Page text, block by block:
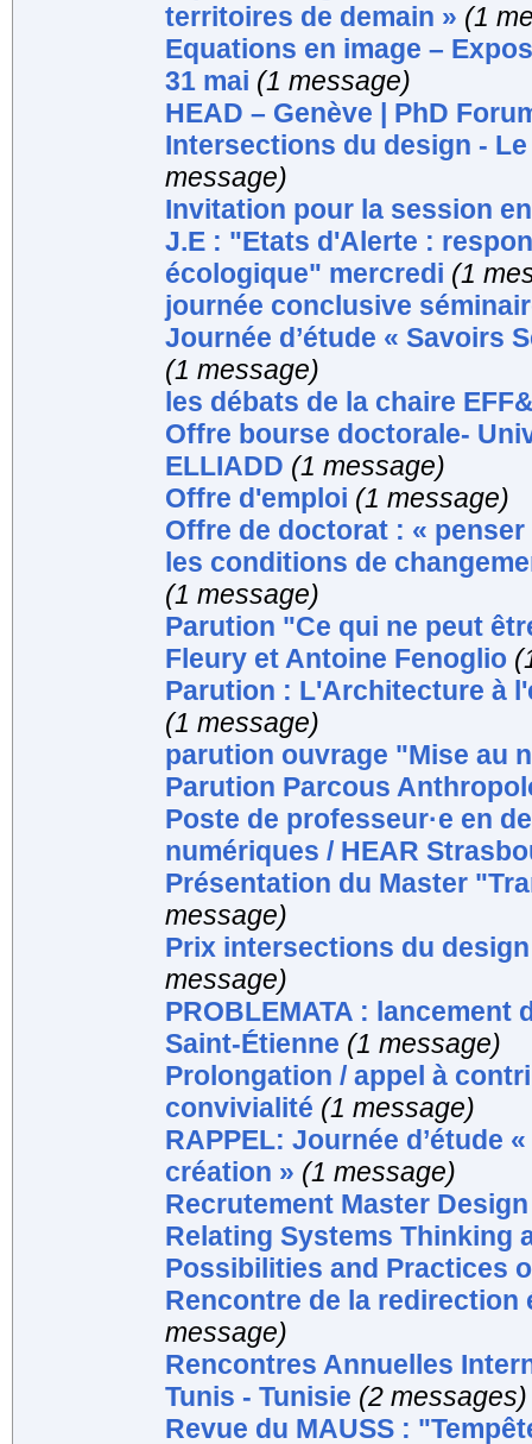
territoires de demain » (1
Equations en image –
31 mai (1 message)
HEAD – Genève | PhD
Intersections du design -
message)
Invitation pour la session
J.E : "Etats d'Alerte :
écologique" mercredi (1
journée conclusive
Journée d’étude « Savoirs
(1 message)
les débats de la chaire
Offre bourse doctorale-
ELLIADD (1 message)
Offre d'emploi (1 message)
Offre de doctorat : «
les conditions de
(1 message)
Parution "Ce qui ne peut
Fleury et Antoine Fenoglio
Parution : L'Architecture à
(1 message)
parution ouvrage "Mise au
Parution Parcous
Poste de professeur·e en
numériques / HEAR
Présentation du Master
message)
Prix intersections du
message)
PROBLEMATA : lancement
Saint-Étienne (1 message)
Prolongation / appel à
convivialité (1 message)
RAPPEL: Journée d’étude
création » (1 message)
Recrutement Master
Relating Systems Thinking
Possibilities and Practices
Rencontre de la redirection
message)
Rencontres Annuelles
Tunis - Tunisie (2 messages)
Revue du MAUSS :